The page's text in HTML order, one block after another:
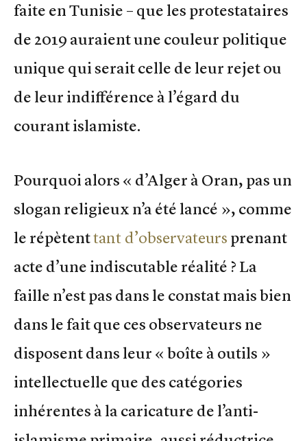
faite en Tunisie – que les protestataires
de 2019 auraient une couleur politique
unique qui serait celle de leur rejet ou
de leur indifférence à l’égard du
courant islamiste.
Pourquoi alors « d’Alger à Oran, pas un
slogan religieux n’a été lancé », comme
le répètenttant d’observateurs prenant
acte d’une indiscutable réalité ? La
faille n’est pas dans le constat mais bien
dans le fait que ces observateurs ne
disposent dans leur « boîte à outils »
intellectuelle que des catégories
inhérentes à la caricature de l’anti-